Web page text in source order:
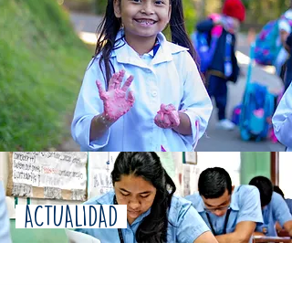
ACTUALIDAD